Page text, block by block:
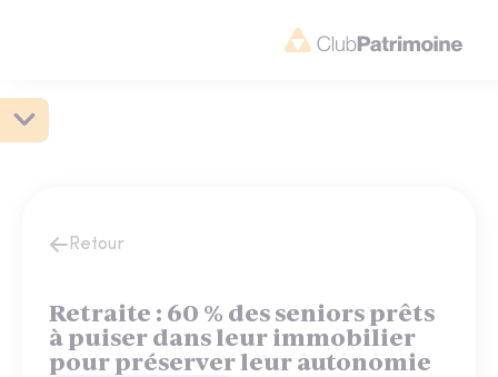
Retour
Retraite : 60 % des seniors prêts
à puiser dans leur immobilier
pour préserver leur autonomie